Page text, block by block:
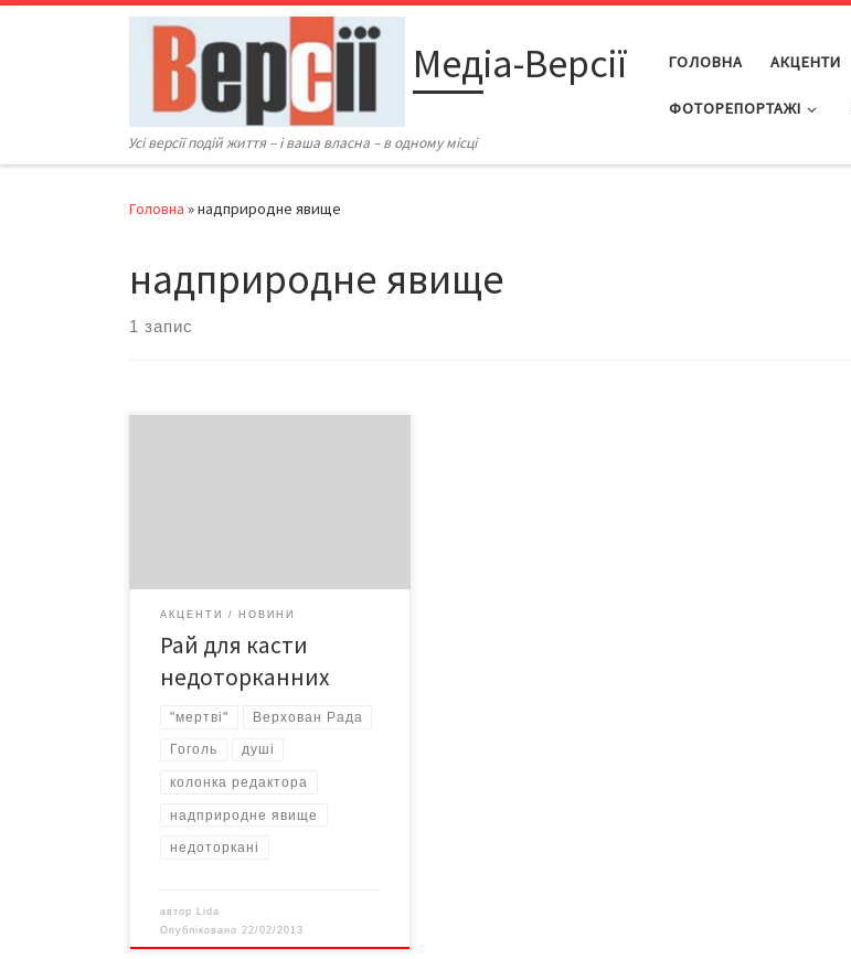
Перейти до вмісту
Медіа-Версії
Усі версії подій життя – і ваша власна – в одному місці
ГОЛОВНА АКЦЕНТИ
ФОТОРЕПОРТАЖІ
Головна »надприродне явище
надприродне явище
1 запис
фантастичне, навіть фантомне. .
Бо уявіть собі на […]
АКЦЕНТИ НОВИНИ
Рай для касти
недоторканних
"мертві" Верхован Рада
Гоголь душі
колонка редактора
надприродне явище
недоторкані
автор
Lida
Опубліковано 22/02/2013